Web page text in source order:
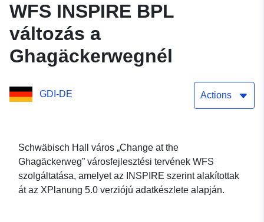
WFS INSPIRE BPL
változás a
Ghagäckerwegnél
GDI-DE Actions
Schwäbisch Hall város „Change at the
Ghagäckerweg” városfejlesztési tervének WFS
szolgáltatása, amelyet az INSPIRE szerint alakítottak
át az XPlanung 5.0 verziójú adatkészlete alapján.